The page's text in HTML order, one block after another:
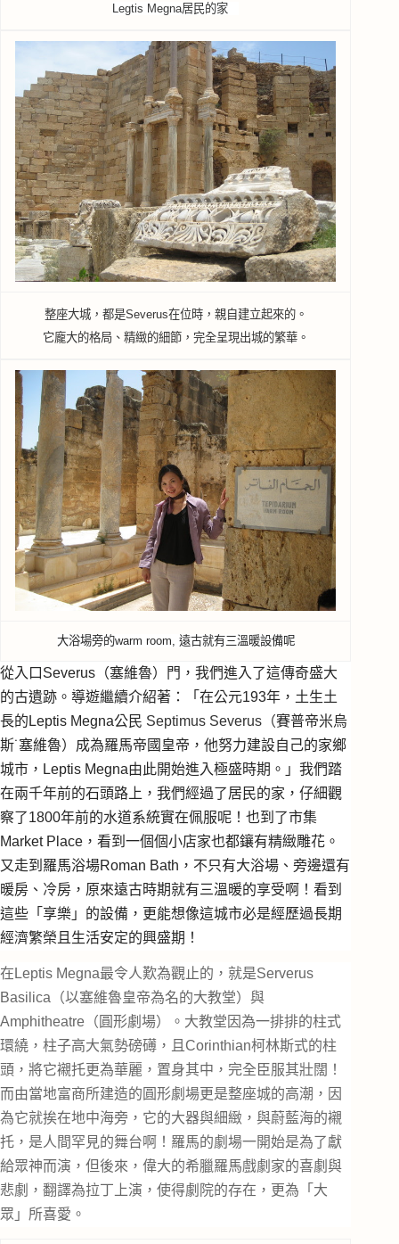
Legtis Megna居民的家
整座大城，都是Severus在位時，親自建立起來的。
它龐大的格局、精緻的細節，完全呈現出城的繁華。
大浴場旁的warm room, 遠古就有三溫暖設備呢
從入口Severus（塞維魯）門，我們進入了這傳奇盛大
的古遺跡。導遊繼續介紹著：「在公元193年，土生土
長的Leptis Megna公民 Septimus Severus（賽普帝米烏
斯˙塞維魯） 成為羅馬帝國皇帝，他努力建設自己的家鄉
城市，Leptis Megna由此開始進入極盛時期。」我們踏
在兩千年前的石頭路上，我們經過了居民的家，仔細觀
察了1800年前的水道系統實在佩服呢！也到了市集
Market Place，看到一個個小店家也都鑲有精緻雕花。
又走到羅馬浴場Roman Bath，不只有大浴場、旁邊還有
暖房、冷房，原來遠古時期就有三溫暖的享受啊！看到
這些「享樂」的設備，更能想像這城市必是經歷過長期
經濟繁榮且生活安定的興盛期 ！
在Leptis Megna最令人歎為觀止的，就是Serverus
Basilica（以塞維魯皇帝為名的大教堂）與
Amphitheatre（圓形劇場）。大教堂因為一排排的柱式
環繞，柱子高大氣勢磅礡， 且Corinthian柯林斯式的柱
頭，將它襯托更為華麗，置身其中，完全臣服其壯闊！
而由當地富商所建造的圓形劇場更是整座城的高潮，因
為它就挨在地中海旁，它的大器與細緻，與蔚藍海的襯
托，是人間罕見的舞台啊！羅馬的劇場一開始是為了獻
給眾神而演，但後來，偉大的希臘羅馬戲劇家的喜劇與
悲劇，翻譯為拉丁上演，使得劇院的存在，更為「大
眾」所喜愛。